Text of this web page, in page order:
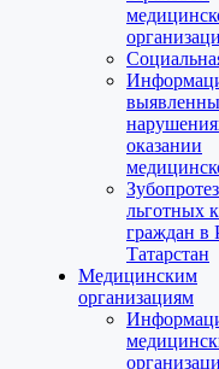
оказании
льготных
граждан в
Татарстан
Медицинским
организациям